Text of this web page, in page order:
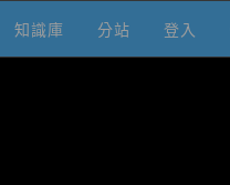
知識庫 分站 登入